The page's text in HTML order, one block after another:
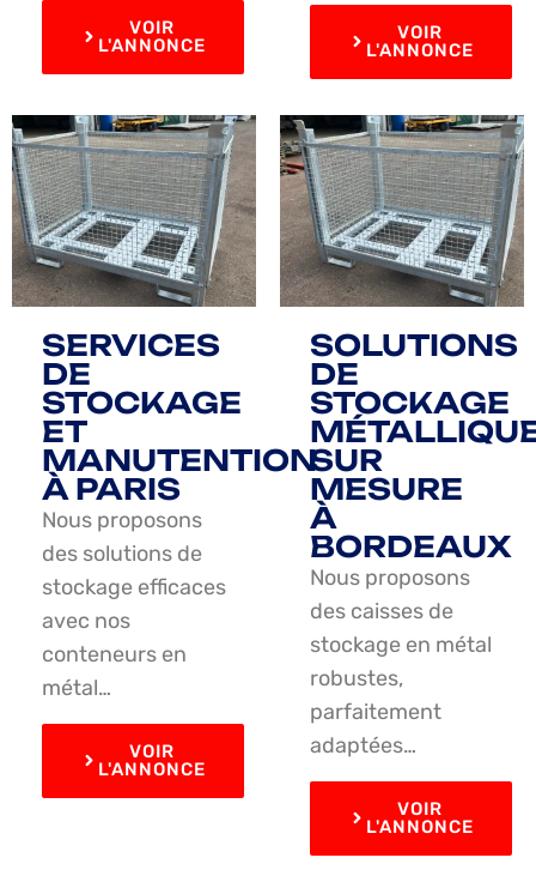
VOIR
L'ANNONCE
VOIR
L'ANNONCE
SERVICES
DE
STOCKAGE
ET
MANUTENTION
À PARIS
Nous proposons
des solutions de
stockage efficaces
avec nos
conteneurs en
métal…
VOIR
L'ANNONCE
SOLUTIONS
DE
STOCKAGE
SUR
MESURE
À
BORDEAUX
Nous proposons
des caisses de
stockage en métal
robustes,
parfaitement
adaptées…
VOIR
L'ANNONCE